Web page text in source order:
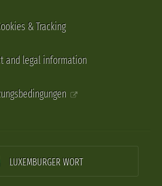
& Tracking
and legal information
LUXEMBURGER WORT